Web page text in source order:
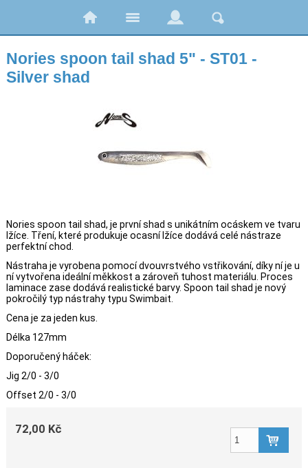
Nories spoon tail shad 5" - ST01 -
Silver shad
Nories spoon tail shad, je první shad s unikátním ocáskem ve tvaru
lžíce. Tření, které produkuje ocasní lžíce dodává celé nástraze
perfektní chod.
Nástraha je vyrobena pomocí dvouvrstvého vstřikování, díky ní je u
ní vytvořena ideální měkkost a zároveň tuhost materiálu. Proces
laminace zase dodává realistické barvy. Spoon tail shad je nový
pokročilý typ nástrahy typu Swimbait.
Cena je za jeden kus.
Délka 127mm
Doporučený háček:
Jig 2/0 - 3/0
Offset 2/0 - 3/0
72,00 Kč